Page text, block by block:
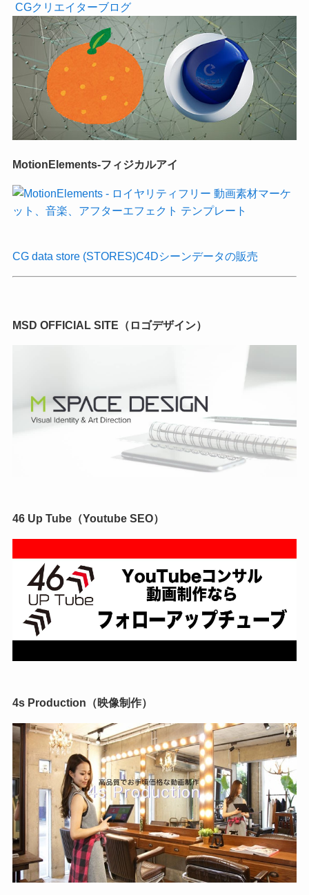
CGクリエイターブログ
MotionElements-フィジカルアイ
CG data store (STORES)C4Dシーンデータの販売
MSD OFFICIAL SITE（ロゴデザイン）
46 Up Tube（Youtube SEO）
4s Production（映像制作）